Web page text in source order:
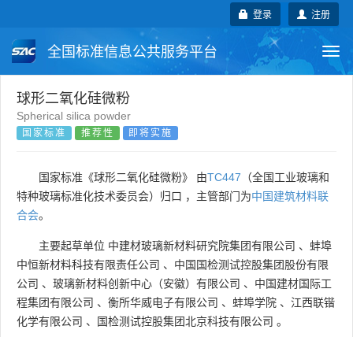
注册
登录
全国标准信息公共服务平台
国家标准
团体标准 企业标准
国外标准 技术委员会
球形二氧化硅微粉
Spherical silica powder
国家标准 推荐性 即将实施
国家标准《球形二氧化硅微粉》 由TC447 （全国工业玻璃和
特种玻璃标准化技术委员会）归口 ，主管部门为中国建筑材料联
合会。
主要起草单位 中建材玻璃新材料研究院集团有限公司 、 蚌埠
中恒新材料科技有限责任公司 、 中国国检测试控股集团股份有限
公司 、 玻璃新材料创新中心（安徽）有限公司 、 中国建材国际工
程集团有限公司 、 衡所华威电子有限公司 、 蚌埠学院 、 江西联锴
化学有限公司 、 国检测试控股集团北京科技有限公司 。